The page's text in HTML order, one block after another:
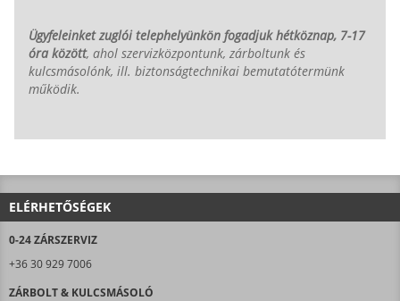
Ügyfeleinket zuglói telephelyünkön fogadjuk hétköznap, 7-17
óra között, ahol szervizközpontunk, zárboltunk és
kulcsmásolónk, ill. biztonságtechnikai bemutatótermünk
működik.
ELÉRHETŐSÉGEK
0-24 ZÁRSZERVIZ
+36 30 929 7006
ZÁRBOLT & KULCSMÁSOLÓ